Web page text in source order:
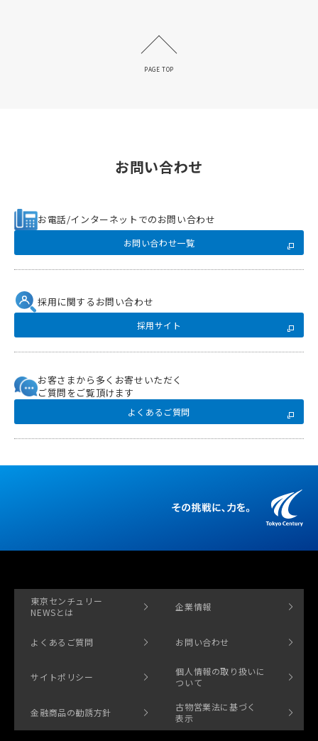
PAGE TOP
お問い合わせ
お電話/インターネットでのお問い合わせ
お問い合わせ一覧
採用に関するお問い合わせ
採用サイト
お客さまから多くお寄せいただく
ご質問をご覧頂けます
よくあるご質問
東京センチュリー
NEWSとは
企業情報
よくあるご質問 お問い合わせ
サイトポリシー
個人情報の取り扱いに
ついて
金融商品の勧誘方針
古物営業法に基づく
表示